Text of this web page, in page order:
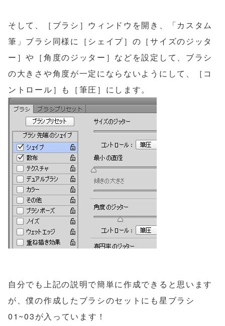
そして、［ブラシ］ウィンドウを開き、「カスタム
筆」ブラシ同様に［シェイプ］の［サイズのジッタ
ー］や［角度のジッター］などを設定して、ブラシ
の大きさや角度が一定にならないようにして、［コ
ントロール］も［筆圧］にします。
自分でも上記の説明で簡単に作成できると思います
が、僕の作成したブラシのセットにも星ブラシ
01~03が入っています！